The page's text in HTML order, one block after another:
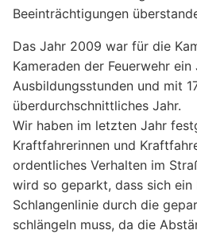
Beeinträchtigungen
Das Jahr 2009 war für die
Kameraden der Feuerwehr
Ausbildungsstunden und mit
überdurchschnittliches Jahr.
Wir haben im letzten Jahr
Kraftfahrerinnen und
ordentliches Verhalten im
wird so geparkt, dass sich ein
Schlangenlinie durch die
schlängeln muss, da die